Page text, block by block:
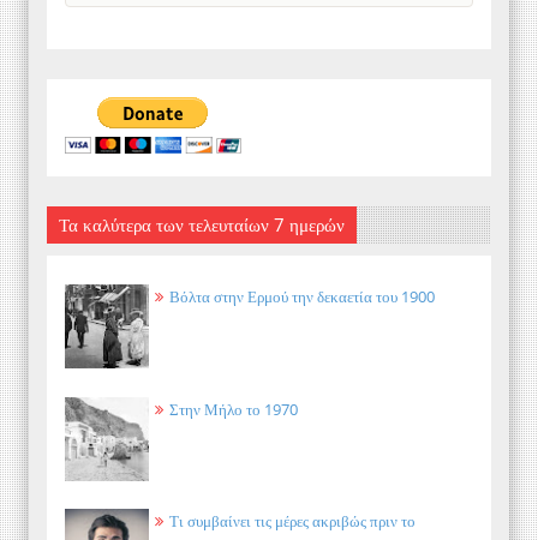
Τα καλύτερα των τελευταίων 7 ημερών
Βόλτα στην Ερμού την δεκαετία του 1900
Στην Μήλο το 1970
Τι συμβαίνει τις μέρες ακριβώς πριν το